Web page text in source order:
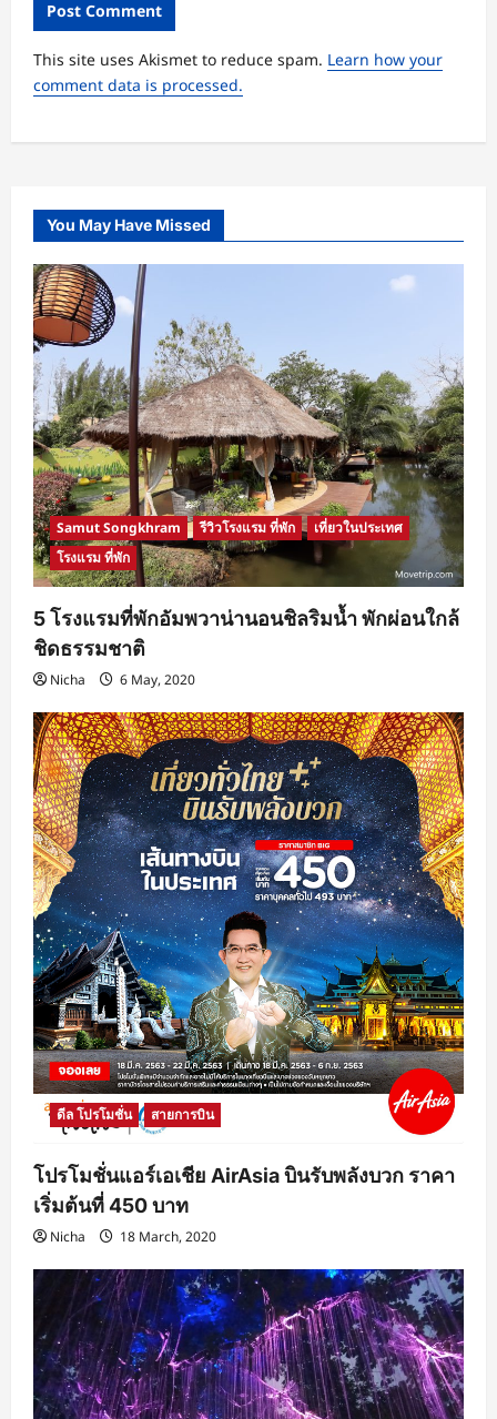
This site uses Akismet to reduce spam. Learn how your
comment data is processed.
You May Have Missed
Samut Songkhram รีวิวโรงแรม ที่พัก
เที่ยวในประเทศ
โรงแรม ที่พัก
5 โรงแรมที่พักอัมพวาน่านอนชิลริมน้ำ พักผ่อนใกล้
ชิดธรรมชาติ
Nicha 6 May, 2020
ดีล โปรโมชั่น สายการบิน
โปรโมชั่นแอร์เอเชีย AirAsia บินรับพลังบวก ราคา
เริ่มต้นที่ 450 บาท
Nicha 18 March, 2020